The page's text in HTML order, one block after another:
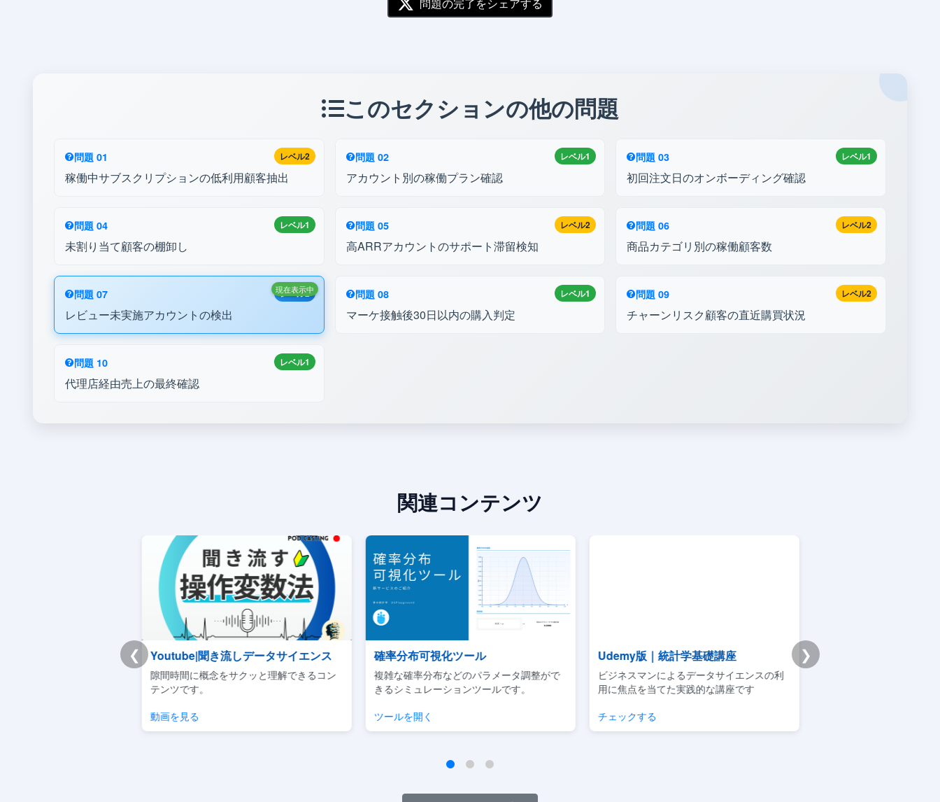
問題の完了をシェアする
このセクションの他の問題
レベル2
問題 01
稼働中サブスクリプションの低利用顧客抽出
レベル1
問題 02
アカウント別の稼働プラン確認
レベル1
問題 03
初回注文日のオンボーディング確認
レベル1
問題 04
未割り当て顧客の棚卸し
レベル2
問題 05
高ARRアカウントのサポート滞留検知
レベル2
問題 06
商品カテゴリ別の稼働顧客数
レベル2
問題 07
レビュー未実施アカウントの検出
現在表示中 レベル1
問題 08
マーケ接触後30日以内の購入判定
レベル2
問題 09
チャーンリスク顧客の直近購買状況
レベル1
問題 10
代理店経由売上の最終確認
関連コンテンツ
❮ ❯
Youtube|聞き流しデータサイエンス
隙間時間に概念をサクッと理解できるコン
テンツです。
動画を見る
確率分布可視化ツール
複雑な確率分布などのパラメータ調整がで
きるシミュレーションツールです。
ツールを開く
Udemy版｜統計学基礎講座
ビジネスマンによるデータサイエンスの利
用に焦点を当てた実践的な講座です
チェックする